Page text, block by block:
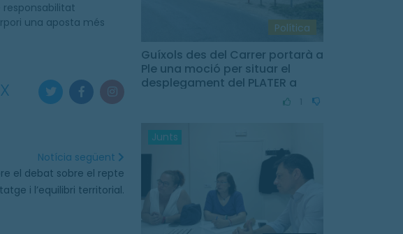
una aposta més
Notícia següent
el debat sobre el repte
i l’equilibri territorial.
Política
Guíxols des del Carrer portarà a
Ple una moció per situar el
desplegament del PLATER a
Junts